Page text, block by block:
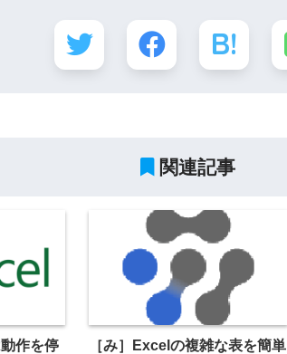
関連記事
作を停
［み］Excelの複雑な表を簡単